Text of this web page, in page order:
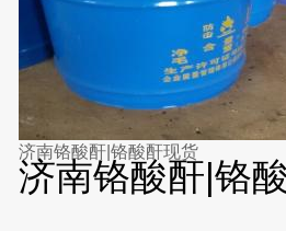
济南铬酸酐|铬酸酐现货
济南铬酸酐|铬